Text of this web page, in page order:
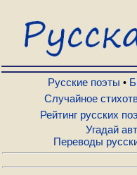
Русские поэты
Биографии
Стихи по темам
Случайное
Русские поэты •
Случайное
Рейтинг русских
Угадай
Переводы